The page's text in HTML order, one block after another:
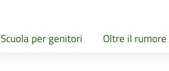
Scuola per genitori Oltre il rumore